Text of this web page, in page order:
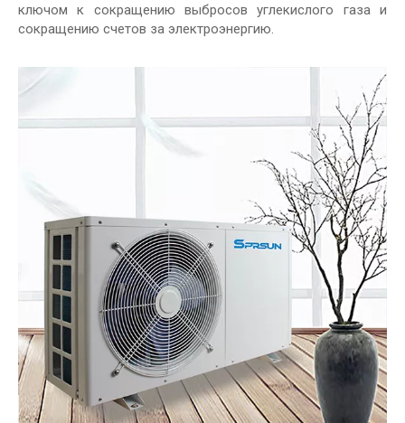
ключом к сокращению выбросов углекислого газа и
сокращению счетов за электроэнергию.